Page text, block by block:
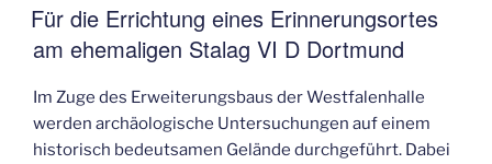
AM
Für die Errichtung eines Erinnerungsortes
am ehemaligen Stalag VI D Dortmund
Im Zuge des Erweiterungsbaus der Westfalenhalle
werden archäologische Untersuchungen auf einem
historisch bedeutsamen Gelände durchgeführt. Dabei